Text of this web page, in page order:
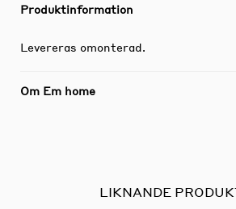
Produktinformation
Levereras omonterad.
Om Em home
LIKNANDE